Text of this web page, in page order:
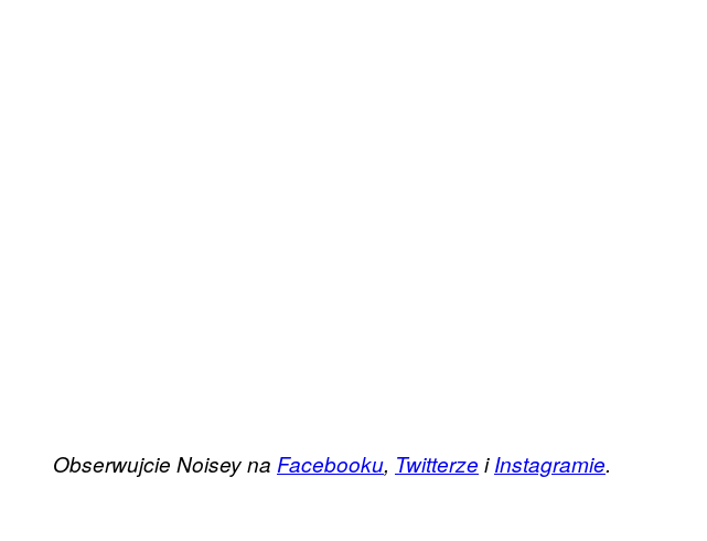
Obserwujcie Noisey na Facebooku, Twitterze iInstagramie.